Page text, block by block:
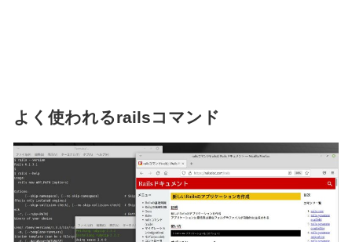
よく使われるrailsコマンド